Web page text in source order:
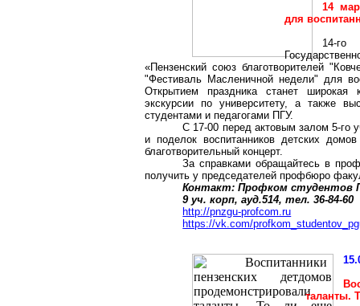
14
для
14-го
«Пензенский союз благотворителей
"Фестиваль Масленичной недели" для
Открытием праздника станет широкая
экскурсии по университету, а также
студентами и педагогами ПГУ.
С 17-00 перед актовым залом 5-го
и поделок воспитанников детских
благотворительный концерт.
За справками обращайтесь в
получить у председателей профбюро
Контакт: Профком студентов
9уч.корп, ауд.514, тел. 36-84-60
http://pnzgu-profcom.ru
https://vk.com/
таланты.